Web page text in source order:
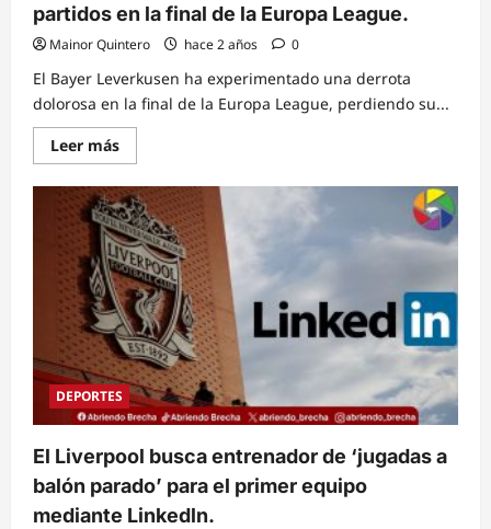
partidos en la final de la Europa League.
Mainor Quintero hace 2 años 0
El Bayer Leverkusen ha experimentado una derrota
dolorosa en la final de la Europa League, perdiendo su...
Leer másRead
more
El
Bayer
Leverkusen
pierde
su
invicto
de
51
partidos
en
la
final
de
la
Europa
League.
DEPORTES
El Liverpool busca entrenador de ‘jugadas a
balón parado’ para el primer equipo
mediante Linkedln.